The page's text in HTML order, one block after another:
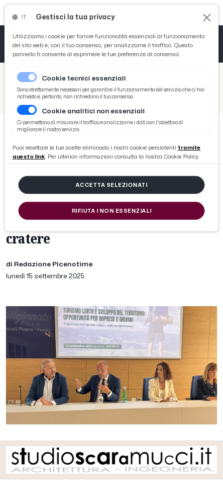
/ Picenotime
/ News
Turismo lento e sviluppo del territorio, all’incontro di Confartigianato Macerata-Ascoli-Fermo annunciati nuovi bandi e opportunità per le imprese del cratere
Turismo lento e sviluppo del
territorio, all’incontro di
Confartigianato Macerata-Ascoli-
Fermo annunciati nuovi bandi e
opportunità per le imprese del
cratere
di Redazione Picenotime
lunedì 15 settembre 2025
Gestisci la tua privacy
Utilizziamo i cookie per fornire funzionalità essenziali al funzionamento
del sito web e, con il tuo consenso, per analizzarne il traffico. Questo
pannello ti consente di esprimere le tue preferenze di consenso.
Cookie tecnici essenziali
Sono strettamente necessari per garantire il funzionamento del servizio che ci hai
richiesto e, pertanto, non richiedono il tuo consenso.
Cookie analitici non essenziali
Ci permettono di misurare il traffico e analizzarne i dati con l'obiettivo di
migliorare il nostro servizio.
Puoi resettare le tue scelte eliminado i nostri cookie persistenti tramite
questo link. Per ulteriori informazioni consulta la nostra Cookie Policy.
ACCETTA SELEZIONATI
RIFIUTA I NON ESSENZIALI
Tutto News
Tutto Sport
Basket
Ciclismo
Tutto Curiosità